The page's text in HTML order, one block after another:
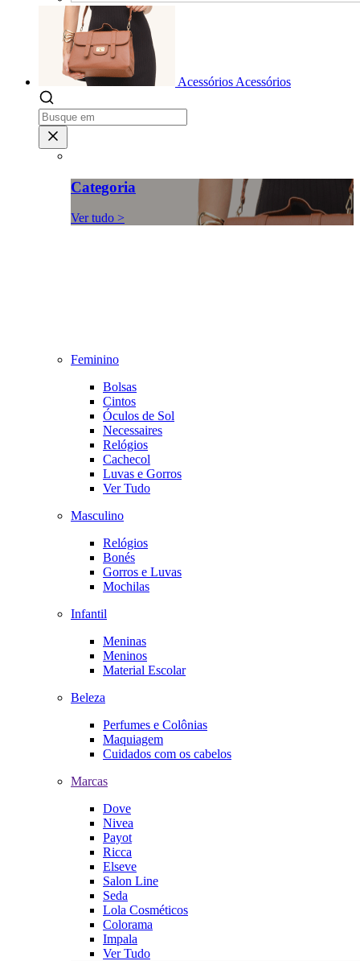
Acessórios Acessórios
Categoria
Ver tudo >
Feminino
Bolsas
Cintos
Óculos de Sol
Necessaires
Relógios
Cachecol
Luvas e Gorros
Ver Tudo
Masculino
Relógios
Bonés
Gorros e Luvas
Mochilas
Infantil
Meninas
Meninos
Material Escolar
Beleza
Perfumes e Colônias
Maquiagem
Cuidados com os cabelos
Marcas
Dove
Nivea
Payot
Ricca
Elseve
Salon Line
Seda
Lola Cosméticos
Colorama
Impala
Ver Tudo